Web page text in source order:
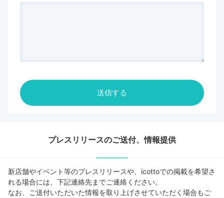
プレスリリースのご送付、情報提供
新店舗やイベント等のプレスリリースや、icottoでの掲載を希望さ
れる場合には、下記連絡先までご連絡ください。
なお、ご送付いただいた情報を取り上げさせていただく場合もご